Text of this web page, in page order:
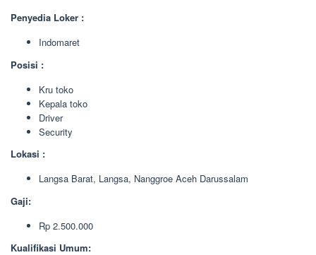
Penyedia Loker :
Indomaret
Posisi :
Kru toko
Kepala toko
Driver
Security
Lokasi :
Langsa Barat, Langsa, Nanggroe Aceh Darussalam
Gaji:
Rp 2.500.000
Kualifikasi Umum: